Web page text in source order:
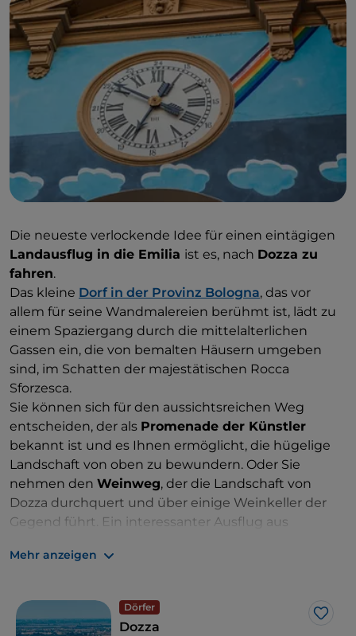
Die neueste verlockende Idee für einen eintägigen
Landausflug in die Emilia ist es, nach Dozza zu
fahren.
Das kleine Dorf in der Provinz Bologna, das vor
allem für seine Wandmalereien berühmt ist, lädt zu
einem Spaziergang durch die mittelalterlichen
Gassen ein, die von bemalten Häusern umgeben
sind, im Schatten der majestätischen Rocca
Sforzesca.
Sie können sich für den aussichtsreichen Weg
entscheiden, der als Promenade der Künstler
bekannt ist und es Ihnen ermöglicht, die hügelige
Landschaft von oben zu bewundern. Oder Sie
nehmen den Weinweg, der die Landschaft von
Dozza durchquert und über einige Weinkeller der
Gegend führt. Ein interessanter Ausflug aus
Mehr anzeigen
Dörfer
Like
Dozza